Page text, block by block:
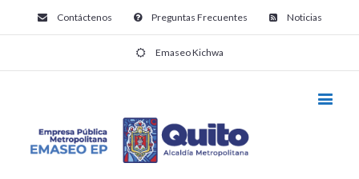
Contáctenos Preguntas Frecuentes Noticias
Emaseo Kichwa